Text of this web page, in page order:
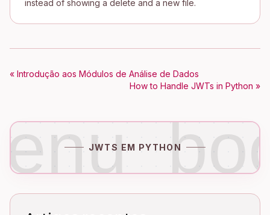
instead of showing a delete and a new file.
« Introdução aos Módulos de Análise de Dados
How to Handle JWTs in Python »
JWTS EM PYTHON